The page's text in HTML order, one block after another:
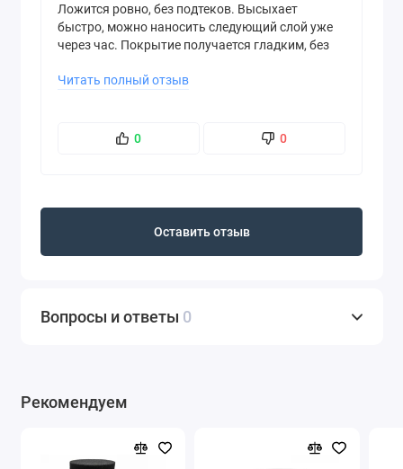
Ложится ровно, без подтеков. Высыхает
быстро, можно наносить следующий слой уже
через час. Покрытие получается гладким, без
коррозии - это проверено временем.
Читать полный отзыв
0 0
Оставить отзыв
Вопросы и ответы 0
Рекомендуем